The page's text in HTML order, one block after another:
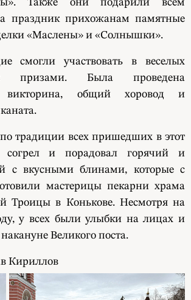
Также они подарили всем
праздник прихожанам памятные
«Маслены» и «Солнышки».
смогли участвовать в веселых
призами. Была проведена
викторина, общий хоровод и
традиции всех пришедших в этот
и порадовал горячий и
с вкусными блинами, которые с
мастерицы пекарни храма
Троицы в Конькове. Несмотря на
у всех были улыбки на лицах и
Великого поста.
Кириллов